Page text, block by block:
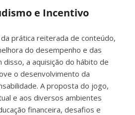
e Incentivo
prática reiterada de conteúdo,
do desempenho e das
disso, a aquisição do hábito de
o desenvolvimento da
A proposta do jogo,
e aos diversos ambientes
financeira, desafios e